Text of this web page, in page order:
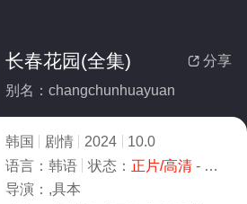
 分享
长春花园(全集)
别名：changchunhuayuan
韩国 剧情 2024
10.0
语言： 韩语 状态： 正片/高清- 免费在线观看
导演： ,具本